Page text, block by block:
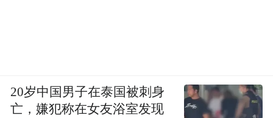
20岁中国男子在泰国被刺身
亡，嫌犯称在女友浴室发现